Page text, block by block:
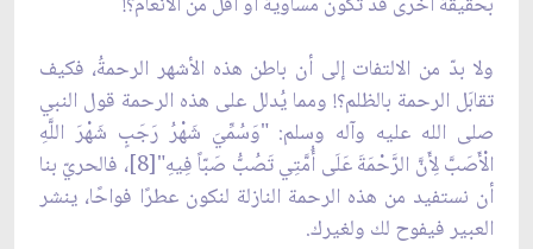
ولا بدّ من الالتفات إلى أن باطن هذه الأشهر الرحمةُ، فكيف
تقابَل الرحمة بالظلم؟! ومما يُدلل على هذه الرحمة قول النبي
صلى الله عليه وآله وسلم: "وَسُمِّيَ شَهْرُ رَجَبٍ‏ شَهْرَ اللَّهِ
الْأَصَبَّ لِأَنَّ الرَّحْمَةَ عَلَى أُمَّتِي تَصُبُّ صَبّاً فِيهِ"[8]، فالحريّ بنا
أن نستفيد من هذه الرحمة النازلة لنكون عطرًا فواحًا، ينشر
العبير فيفوح لك ولغيرك.